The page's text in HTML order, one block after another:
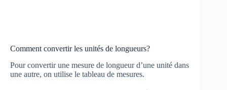
Comment convertir les unités de longueurs?
Pour convertir une mesure de longueur d’une unité dans
une autre, on utilise le tableau de mesures.